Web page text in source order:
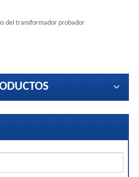
del transformador probador